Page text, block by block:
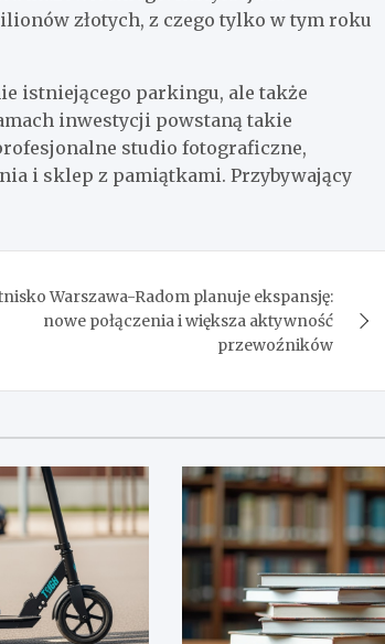
złotych, z czego tylko w tym roku
istniejącego parkingu, ale także
inwestycji powstaną takie
studio fotograficzne,
i sklep z pamiątkami. Przybywający
Warszawa-Radom planuje ekspansję:
nowe połączenia i większa aktywność
przewoźników